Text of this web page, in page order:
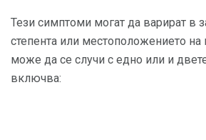
Тези симптоми могат да варират в
степента или местоположението на
може да се случи с едно или и
включва: